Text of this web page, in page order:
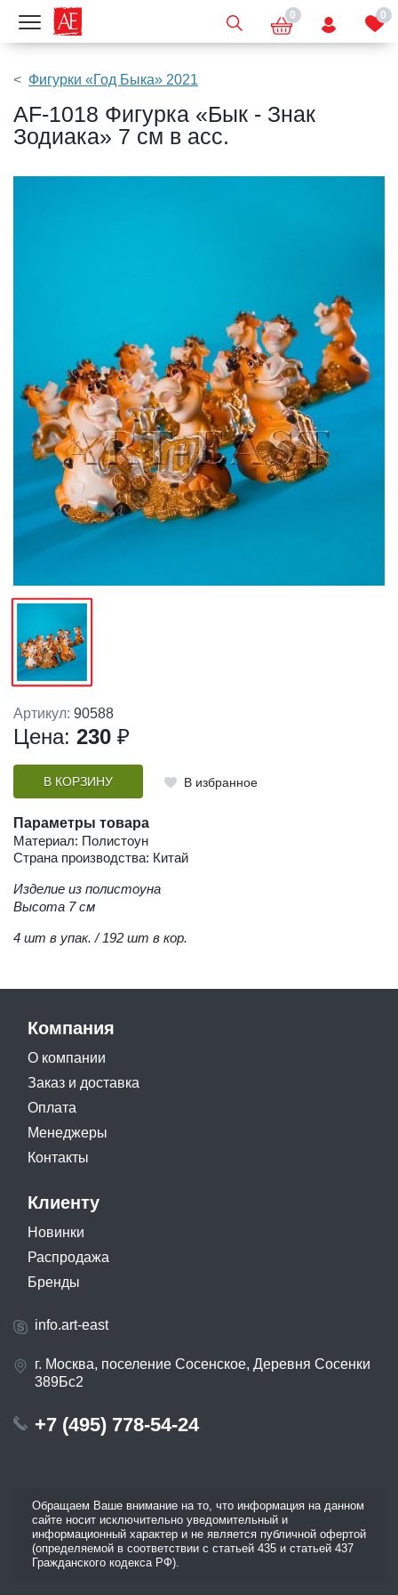
Показать меню 0 0
Фигурки «Год Быка» 2021
AF-1018 Фигурка «Бык - Знак
Зодиака» 7 см в асс.
Артикул: 90588
Цена: 230 ₽
В КОРЗИНУ В избранное
Параметры товара
Материал: Полистоун
Страна производства: Китай
Изделие из полистоуна
Высота 7 см
4 шт в упак. / 192 шт в кор.
Компания
О компании
Заказ и доставка
Оплата
Менеджеры
Контакты
Клиенту
Новинки
Распродажа
Бренды
info.art-east
г. Москва, поселение Сосенское, Деревня Сосенки
389Бс2
+7 (495) 778-54-24
Обращаем Ваше внимание на то, что информация на данном
сайте носит исключительно уведомительный и
информационный характер и не является публичной офертой
(определяемой в соответствии с статьей 435 и статьей 437
Гражданского кодекса РФ).